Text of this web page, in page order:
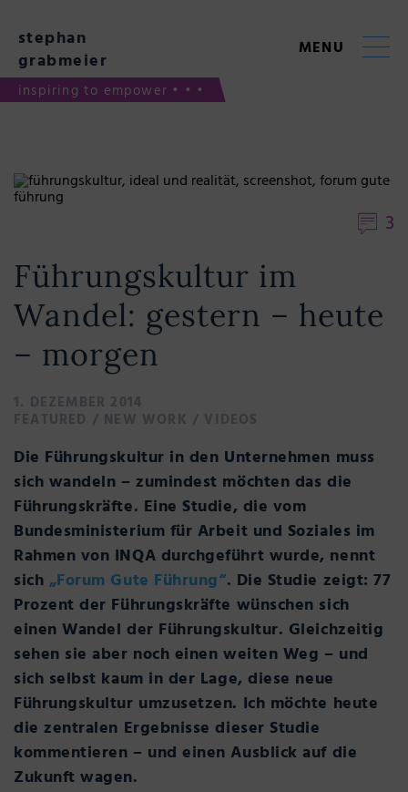
content
stephan
grabmeier
inspiring to empower • • •
MENU
3
Führungskultur im
Wandel: gestern – heute
– morgen
1. DEZEMBER 2014
FEATURED / NEW WORK / VIDEOS
Die Führungskultur in den Unternehmen muss
sich wandeln – zumindest möchten das die
Führungskräfte. Eine Studie, die vom
Bundesministerium für Arbeit und Soziales im
Rahmen von INQA durchgeführt wurde, nennt
sich „Forum Gute Führung“. Die Studie zeigt: 77
Prozent der Führungskräfte wünschen sich
einen Wandel der Führungskultur. Gleichzeitig
sehen sie aber noch einen weiten Weg – und
sich selbst kaum in der Lage, diese neue
Führungskultur umzusetzen. Ich möchte heute
die zentralen Ergebnisse dieser Studie
kommentieren – und einen Ausblick auf die
Zukunft wagen.